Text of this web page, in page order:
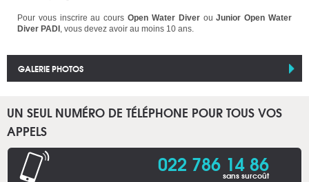
Pour vous inscrire au coursOpen Water DiverouJunior Open Water
Diver PADI , vous devez avoir au moins 10 ans.
GALERIE PHOTOS
UN SEUL NUMÉRO DE TÉLÉPHONE POUR TOUS VOS
APPELS
022 786 14 86
sans surcoût